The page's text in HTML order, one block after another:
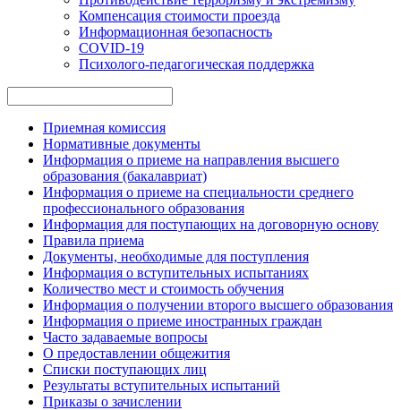
Компенсация стоимости проезда
Информационная безопасность
COVID-19
Психолого-педагогическая поддержка
Приемная комиссия
Нормативные документы
Информация о приеме на направления высшего
образования (бакалавриат)
Информация о приеме на специальности среднего
профессионального образования
Информация для поступающих на договорную основу
Правила приема
Документы, необходимые для поступления
Информация о вступительных испытаниях
Количество мест и стоимость обучения
Информация о получении второго высшего образования
Информация о приеме иностранных граждан
Часто задаваемые вопросы
О предоставлении общежития
Списки поступающих лиц
Результаты вступительных испытаний
Приказы о зачислении